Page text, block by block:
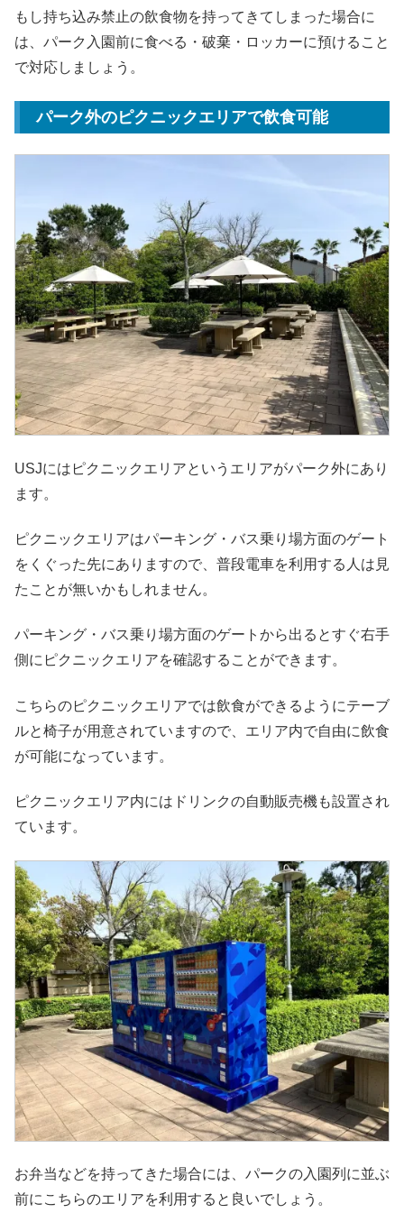
もし持ち込み禁止の飲食物を持ってきてしまった場合に
は、パーク入園前に食べる・破棄・ロッカーに預けること
で対応しましょう。
パーク外のピクニックエリアで飲食可能
USJにはピクニックエリアというエリアがパーク外にあり
ます。
ピクニックエリアはパーキング・バス乗り場方面のゲート
をくぐった先にありますので、普段電車を利用する人は見
たことが無いかもしれません。
パーキング・バス乗り場方面のゲートから出るとすぐ右手
側にピクニックエリアを確認することができます。
こちらのピクニックエリアでは飲食ができるようにテーブ
ルと椅子が用意されていますので、エリア内で自由に飲食
が可能になっています。
ピクニックエリア内にはドリンクの自動販売機も設置され
ています。
お弁当などを持ってきた場合には、パークの入園列に並ぶ
前にこちらのエリアを利用すると良いでしょう。